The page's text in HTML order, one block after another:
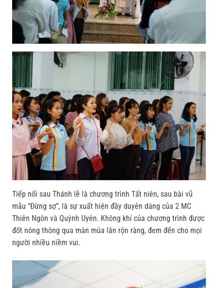
Tiếp nối sau Thánh lễ là chương trình Tất niên, sau bài vũ
mẫu “Đừng sợ”, là sự xuất hiện đầy duyên dáng của 2 MC
Thiên Ngôn và Quỳnh Uyên. Không khí của chương trình được
đốt nóng thông qua màn múa lân rộn ràng, đem đến cho mọi
người nhiều niềm vui.